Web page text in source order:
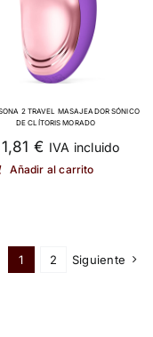
2 TRAVEL MASAJEADOR SÓNICO
DE CLÍTORIS MORADO
€ IVA incluido
Añadir al carrito
1 2 Siguiente